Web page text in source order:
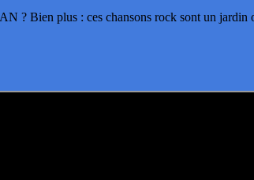
? Bien plus : ces chansons rock sont un jardin